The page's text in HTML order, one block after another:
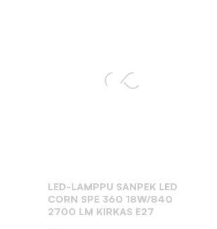
LED-LAMPPU SANPEK LED
CORN SPE 360 18W/840
2700 LM KIRKAS E27